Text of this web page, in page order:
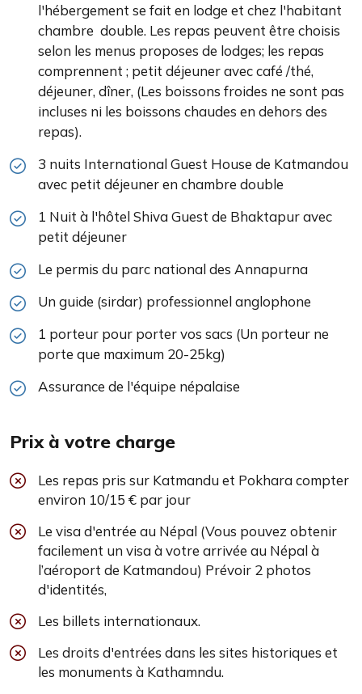
l'hébergement se fait en lodge et chez l'habitant
chambre double. Les repas peuvent être choisis
selon les menus proposes de lodges; les repas
comprennent ; petit déjeuner avec café /thé,
déjeuner, dîner, (Les boissons froides ne sont pas
incluses ni les boissons chaudes en dehors des
repas).
3 nuits International Guest House de Katmandou
avec petit déjeuner en chambre double
1 Nuit à l'hôtel Shiva Guest de Bhaktapur avec
petit déjeuner
Le permis du parc national des Annapurna
Un guide (sirdar) professionnel anglophone
1 porteur pour porter vos sacs (Un porteur ne
porte que maximum 20-25kg)
Assurance de l'équipe népalaise
Prix à votre charge
Les repas pris sur Katmandu et Pokhara compter
environ 10/15 € par jour
Le visa d'entrée au Népal (Vous pouvez obtenir
facilement un visa à votre arrivée au Népal à
l’aéroport de Katmandou) Prévoir 2 photos
d'identités,
Les billets internationaux.
Les droits d'entrées dans les sites historiques et
les monuments à Kathamndu.